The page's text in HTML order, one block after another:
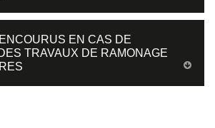
EN CAS DE
TRAVAUX DE RAMONAGE